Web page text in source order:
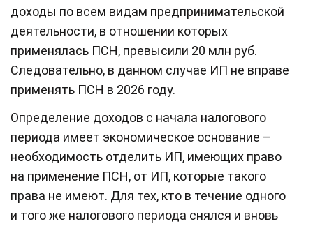
доходы по всем видам предпринимательской
деятельности, в отношении которых
применялась ПСН, превысили 20 млн руб.
Следовательно, в данном случае ИП не вправе
применять ПСН в 2026 году.
Определение доходов с начала налогового
периода имеет экономическое основание –
необходимость отделить ИП, имеющих право
на применение ПСН, от ИП, которые такого
права не имеют. Для тех, кто в течение одного
и того же налогового периода снялся и вновь